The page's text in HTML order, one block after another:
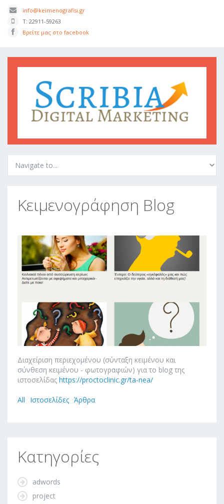
info@keimenografisi.gr
Τ: 22911-59263
Βρείτε μας στο facebook
Κειμενογράφηση Blog
Διαχείριση περιεχομένου (σύνταξη κειμένου και
σύνθεση κειμένου - φωτογραφιών) για το blog της
ιστοσελίδας https://proctoclinic.gr/ta-nea/
All Ιστοσελίδες Άρθρα
Κατηγορίες
adwords
project